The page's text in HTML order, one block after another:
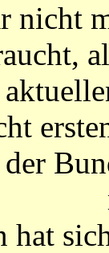
nicht
hat